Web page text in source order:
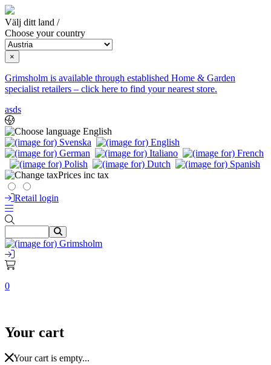
Välj ditt land /
Choose your country
×
Grimsholm is available through established Home & Garden
specialist retailers – click here to find your nearest store.
asds
English
Prices inc tax
Retail login
0
Your cart
Your cart is empty...